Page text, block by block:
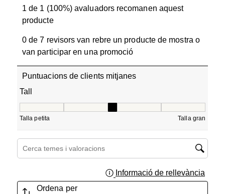
1 de 1 (100%) avaluadors recomanen aquest
producte
0 de 7 revisors van rebre un producte de mostra o
van participar en una promoció
Puntuacions de clients mitjanes
Tall
Talla petita Talla gran
Cerca temes i valoracions regió de cerca
Informació de rellevància
Ordena per